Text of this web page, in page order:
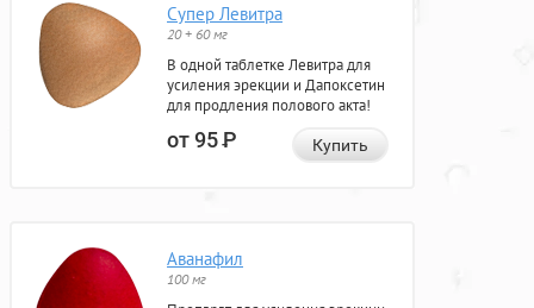
Супер Левитра
20 + 60 мг
В одной таблетке Левитра для
усиления эрекции и Дапоксетин
для продления полового акта!
от 95Р Купить
Аванафил
100 мг